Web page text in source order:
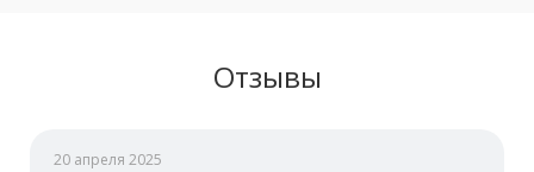
Отзывы
20 апреля 2025